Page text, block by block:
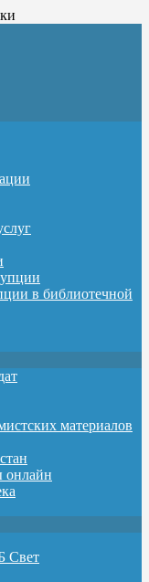
в библиотечной
материалов
онлайн
Свет